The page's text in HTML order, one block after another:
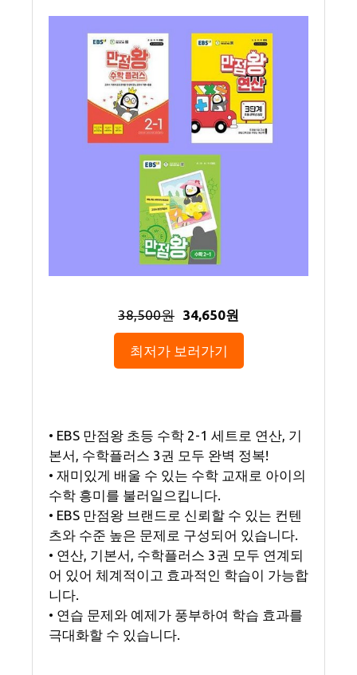
38,500원 34,650원
최저가 보러가기
• EBS 만점왕 초등 수학 2-1 세트로 연산, 기
본서, 수학플러스 3권 모두 완벽 정복!
• 재미있게 배울 수 있는 수학 교재로 아이의
수학 흥미를 불러일으킵니다.
• EBS 만점왕 브랜드로 신뢰할 수 있는 컨텐
츠와 수준 높은 문제로 구성되어 있습니다.
• 연산, 기본서, 수학플러스 3권 모두 연계되
어 있어 체계적이고 효과적인 학습이 가능합
니다.
• 연습 문제와 예제가 풍부하여 학습 효과를
극대화할 수 있습니다.